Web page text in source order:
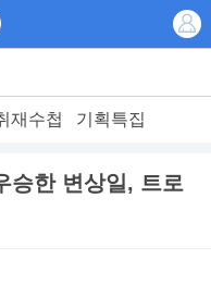
재수첩 기획특집
승한 변상일, 트로